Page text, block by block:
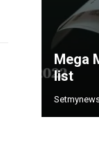
Mega
list